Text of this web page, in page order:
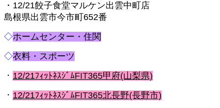
・12/21餃子食堂マルケン出雲中町店
島根県出雲市今市町652番
◇ホームセンター・住関
◇衣料・スポーツ
・ 12/21ﾌｨｯﾄﾈｽｼﾞﾑFIT365甲府(山梨県)
・ 12/21ﾌｨｯﾄﾈｽｼﾞﾑFIT365北長野(長野市)